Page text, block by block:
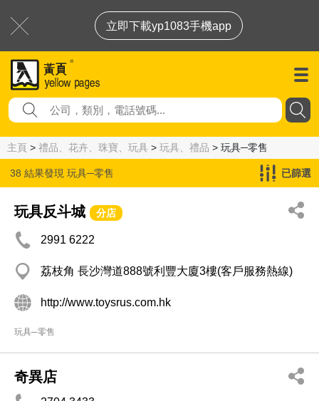
立即下載yp1083手機app
主頁 > 禮品、花卉、珠寶、玩具 > 玩具、禮品 > 玩具─零售
38 結果發現 玩具─零售 已篩選
玩具反斗城 分店
2991 6222
荔枝角 長沙灣道888號利豐大廈3樓(客戶服務熱線)
http://www.toysrus.com.hk
玩具─零售
奇異店